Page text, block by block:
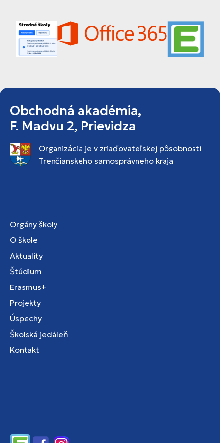
Obchodná akadémia,
F. Madvu 2, Prievidza
Organizácia je v zriaďovateľskej pôsobnosti
Trenčianskeho samosprávneho kraja
Orgány školy
O škole
Aktuality
Štúdium
Erasmus+
Projekty
Úspechy
Školská jedáleň
Kontakt